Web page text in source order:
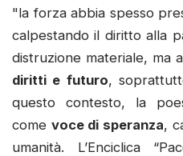
"la forza abbia spesso
calpestando il diritto alla
distruzione materiale, ma
diritti e futuro,
questo contesto, la
come voce di speranza,
umanità. L’Enciclica